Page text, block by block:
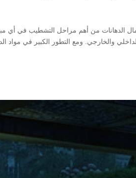
أعمال الدهانات من أهم مراحل التشطيب في أي
والخارجي. ومع التطور الكبير في مواد